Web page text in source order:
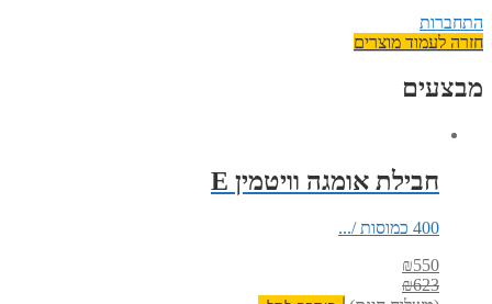
התחברות
חזרה לעמוד מוצרים
מבצעים
חבילת אומגה וויטמין E
400 כמוסות /...
₪550
₪623